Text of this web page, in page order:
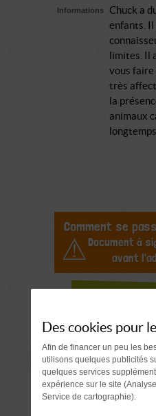
Informations
Chuck a
enfants. Il
limites. Il
vous faire
très
la
animaux
Comment se
Document à
avant
Des cookies pour
Afin de financer un peu les
utilisons quelques publicités
quelques services
expérience sur le site
Service de cartographie).